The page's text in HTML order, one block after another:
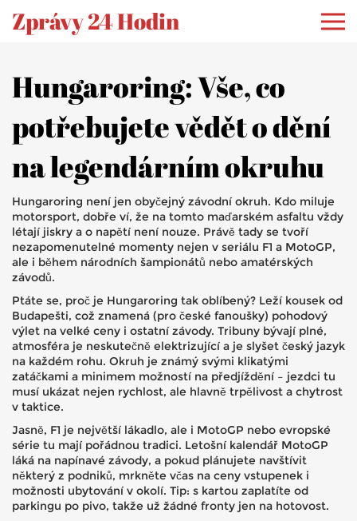
Zprávy 24 Hodin
Hungaroring: Vše, co
potřebujete vědět o dění
na legendárním okruhu
Hungaroring není jen obyčejný závodní okruh. Kdo miluje
motorsport, dobře ví, že na tomto maďarském asfaltu vždy
létají jiskry a o napětí není nouze. Právě tady se tvoří
nezapomenutelné momenty nejen v seriálu F1 a MotoGP,
ale i během národních šampionátů nebo amatérských
závodů.
Ptáte se, proč je Hungaroring tak oblíbený? Leží kousek od
Budapešti, což znamená (pro české fanoušky) pohodový
výlet na velké ceny i ostatní závody. Tribuny bývají plné,
atmosféra je neskutečně elektrizující a je slyšet český jazyk
na každém rohu. Okruh je známý svými klikatými
zatáčkami a minimem možností na předjíždění – jezdci tu
musí ukázat nejen rychlost, ale hlavně trpělivost a chytrost
v taktice.
Jasně, F1 je největší lákadlo, ale i MotoGP nebo evropské
série tu mají pořádnou tradici. Letošní kalendář MotoGP
láká na napínavé závody, a pokud plánujete navštívit
některý z podniků, mrkněte včas na ceny vstupenek i
možnosti ubytování v okolí. Tip: s kartou zaplatíte od
parkingu po pivo, takže už žádné fronty jen na hotovost.